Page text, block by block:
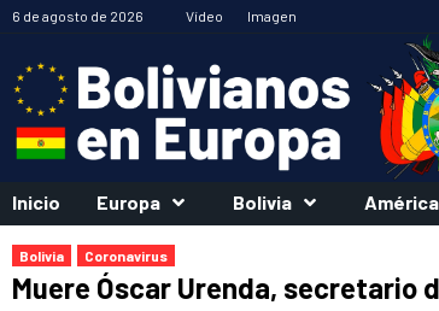
Saltar
contenido
6 de agosto de 2026 Vídeo Imagen
Inicio Europa Bolivia América
Bolivia Coronavirus
Muere Óscar Urenda, secretario